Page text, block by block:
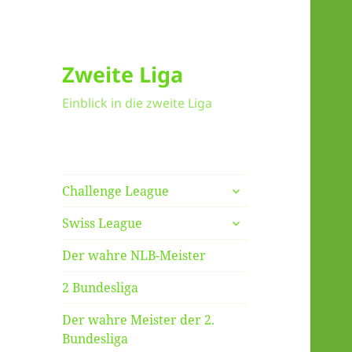
Zweite Liga
Einblick in die zweite Liga
Challenge League
untermenü
anzeigen
Swiss League
untermenü
anzeigen
Der wahre NLB-Meister
2 Bundesliga
Der wahre Meister der 2.
Bundesliga